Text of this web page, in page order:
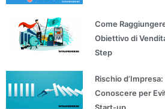
Come
Obiettivo di
Step
Rischio
Conoscere per
Start-up